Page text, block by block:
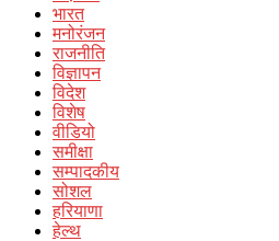
भारत
मनोरंजन
राजनीति
विज्ञापन
विदेश
विशेष
वीडियो
समीक्षा
सम्पादकीय
सोशल
हरियाणा
हेल्थ